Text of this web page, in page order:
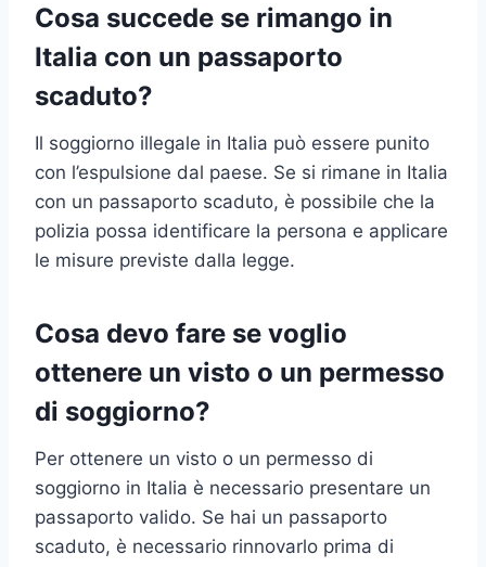
Cosa succede se rimango in
Italia con un passaporto
scaduto?
Il soggiorno illegale in Italia può essere punito
con l’espulsione dal paese. Se si rimane in Italia
con un passaporto scaduto, è possibile che la
polizia possa identificare la persona e applicare
le misure previste dalla legge.
Cosa devo fare se voglio
ottenere un visto o un permesso
di soggiorno?
Per ottenere un visto o un permesso di
soggiorno in Italia è necessario presentare un
passaporto valido. Se hai un passaporto
scaduto, è necessario rinnovarlo prima di